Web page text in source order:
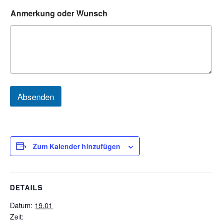
Anmerkung oder Wunsch
Absenden
Zum Kalender hinzufügen
DETAILS
Datum: 19.01
Zeit: